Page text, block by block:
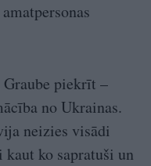
Graube piekrīt –
no Ukrainas.
neizies visādi
ko sapratuši un